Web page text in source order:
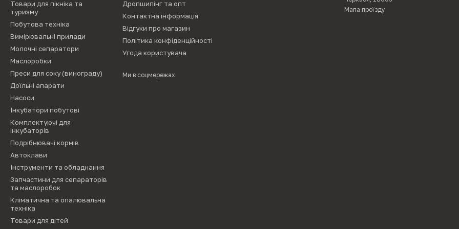
Товари для пікніка та
туризму
Побутова техніка
Вимірювальні прилади
Молочні сепаратори
Маслоробки
Преси для соку (винограду)
Доїльні апарати
Насоси
Інкубатори побутові
Комплектуючі для
інкубаторів
Подрібнювачі кормів
Автоклави
Інструменти та обладнання
Запчастини для сепараторів
та маслоробок
Кліматична та опалювальна
техніка
Товари для дітей
Дропшипінг та опт
Контактна інформація
Відгуки про магазин
Політика конфіденційності
Угода користувача
Ми в соцмережах
Мапа проїзду